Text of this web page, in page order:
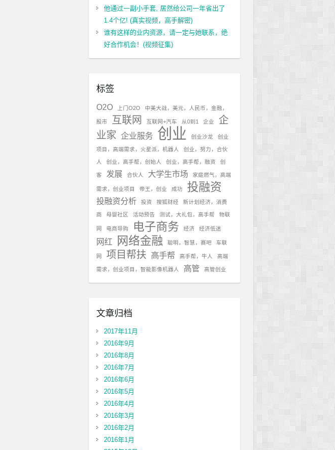
他通过一副小手套, 居然给公司一年省出了
1.4个亿! (真实视频，高手解密)
谁有这样的业内资源，请一定与她联系，绝
好合作机会！(视频征集)
标签
O2O 上门O2O 中美大战，美元，人民币，金融，
股市 互联网 互联网+汽车 从0到1 企业
企
业家 企业服务 创业 创业沙龙 创业
项目，高端需求，火星派，机器人 创业，努力，合伙
人 创业，高手帮，创始人 创业，高手帮，融资 创
客 发展 合伙人 大学生市场 家庭燃气，高端
需求，创业项目 帝王，创业 成功 投融资
投融资分析 投资 搜狐财经 新计划经济，消费
商 母婴社区 活动预告 测试，大礼包，高手帮 物联
网 电商导购 电子商务 经济 经济低迷
网红 网络金融 聪明，智慧，赛吧 车联
网 项目帮扶 高手帮 高手帮，牛人 高端
需求，创业项目，智能影像机器人 高管 高管创业
文章归档
2017年11月
2016年9月
2016年8月
2016年7月
2016年6月
2016年5月
2016年4月
2016年3月
2016年2月
2016年1月